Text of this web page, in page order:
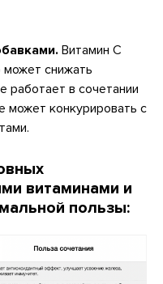
Витамин C
может снижать
работает в сочетании
может конкурировать с
витаминами и
пользы: